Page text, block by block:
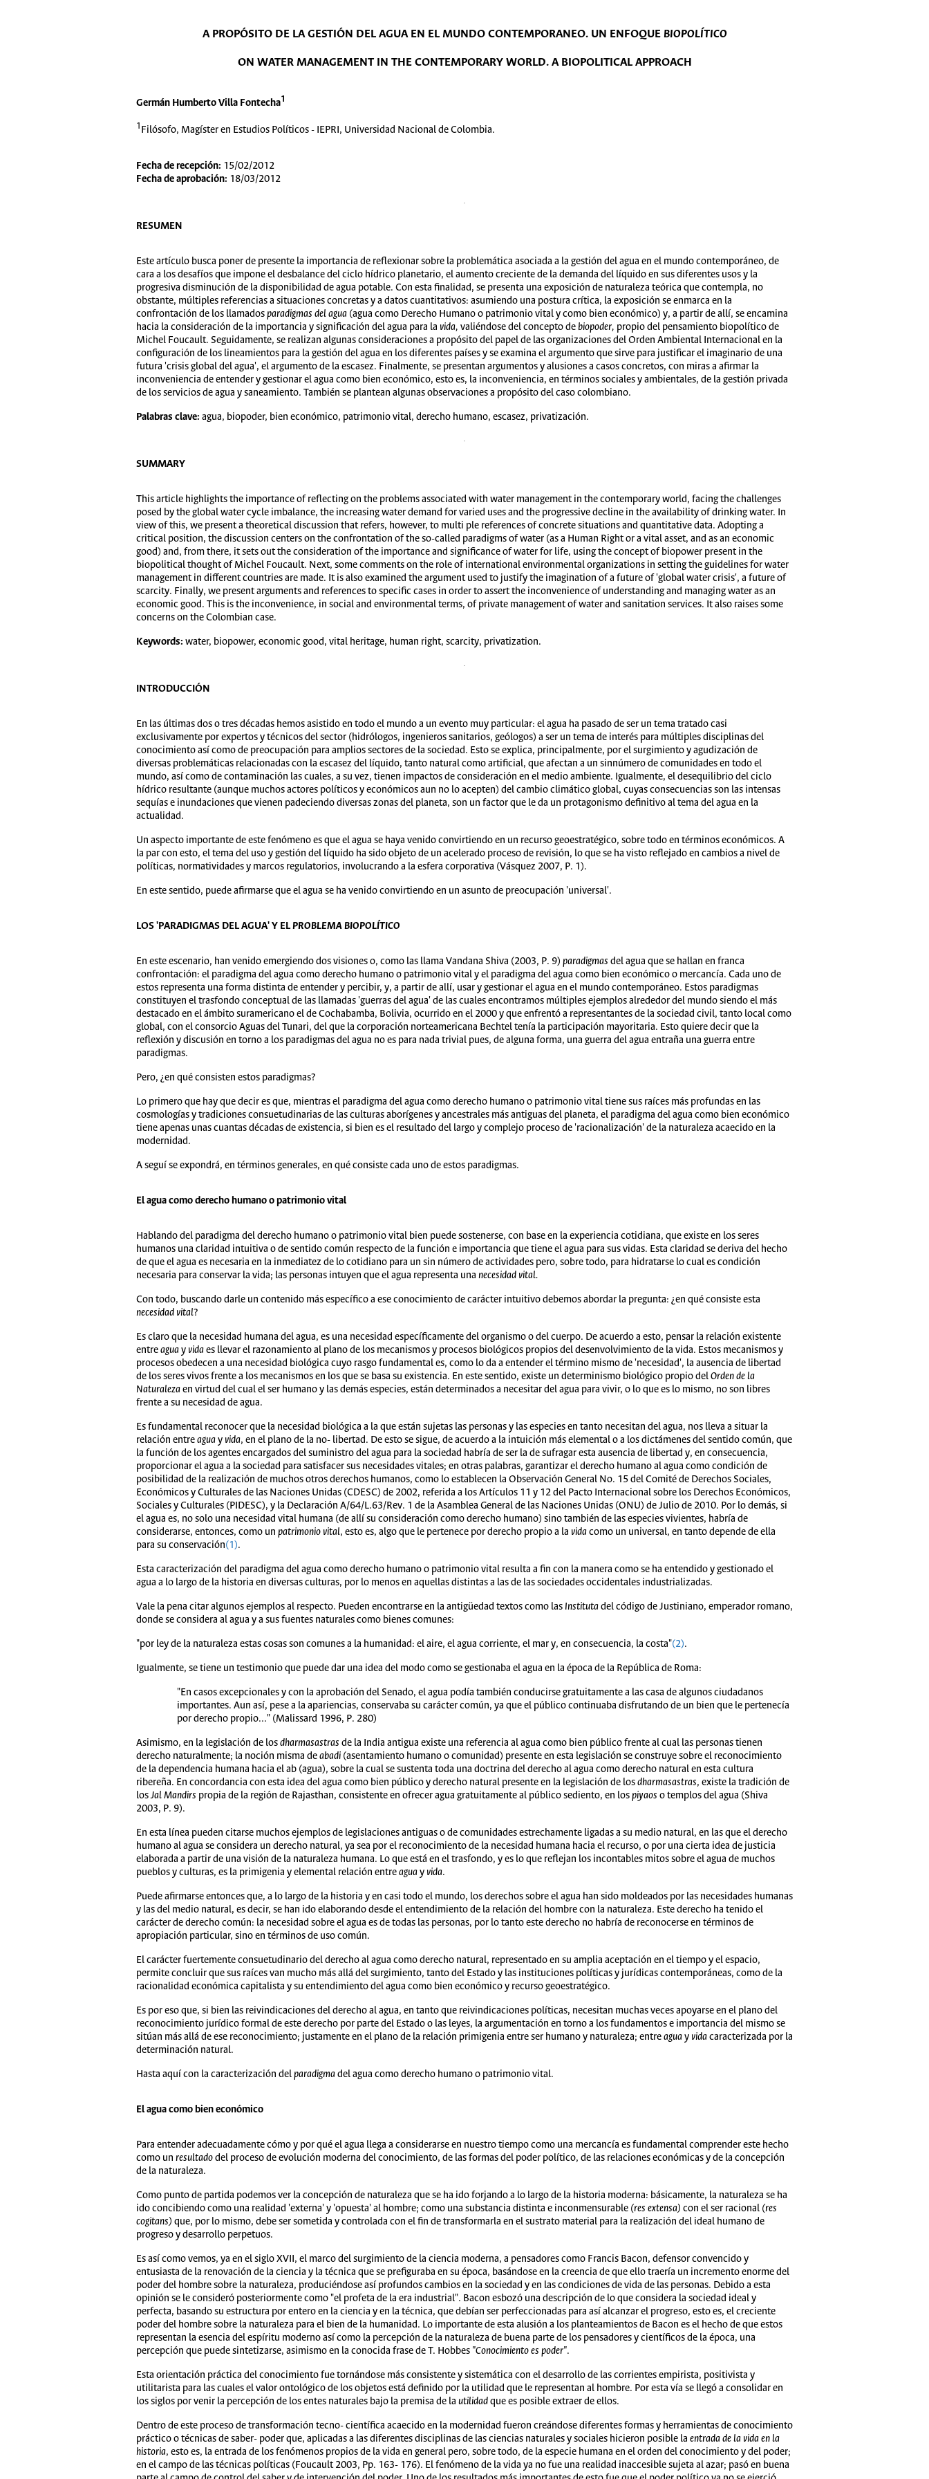
A PROPÓSITO DE LA GESTIÓN DEL AGUA EN EL MUNDO CONTEMPORANEO. UN ENFOQUE BIOPOLÍTICO
ON WATER MANAGEMENT IN THE CONTEMPORARY WORLD. A BIOPOLITICAL APPROACH
Germán Humberto Villa Fontecha1
1 Filósofo, Magíster en Estudios Políticos - IEPRI, Universidad Nacional de Colombia.
Fecha de recepción: 15/02/2012
Fecha de aprobación: 18/03/2012
RESUMEN
Este artículo busca poner de presente la importancia de reflexionar sobre la problemática asociada a la gestión del agua en el mundo contemporáneo, de
cara a los desafíos que impone el desbalance del ciclo hídrico planetario, el aumento creciente de la demanda del líquido en sus diferentes usos y la
progresiva disminución de la disponibilidad de agua potable. Con esta finalidad, se presenta una exposición de naturaleza teórica que contempla, no
obstante, múltiples referencias a situaciones concretas y a datos cuantitativos: asumiendo una postura crítica, la exposición se enmarca en la
confrontación de los llamadosparadigmas del agua (agua como Derecho Humano o patrimonio vital y como bien económico) y, a partir de allí, se encamina
hacia la consideración de la importancia y significación del agua para la vida, valiéndose del concepto debiopoder, propio del pensamiento biopolítico de
Michel Foucault. Seguidamente, se realizan algunas consideraciones a propósito del papel de las organizaciones del Orden Ambiental Internacional en la
configuración de los lineamientos para la gestión del agua en los diferentes países y se examina el argumento que sirve para justificar el imaginario de una
futura 'crisis global del agua', el argumento de la escasez. Finalmente, se presentan argumentos y alusiones a casos concretos, con miras a afirmar la
inconveniencia de entender y gestionar el agua como bien económico, esto es, la inconveniencia, en términos sociales y ambientales, de la gestión privada
de los servicios de agua y saneamiento. También se plantean algunas observaciones a propósito del caso colombiano.
Palabras clave: agua, biopoder, bien económico, patrimonio vital, derecho humano, escasez, privatización.
SUMMARY
This article highlights the importance of reflecting on the problems associated with water management in the contemporary world, facing the challenges
posed by the global water cycle imbalance, the increasing water demand for varied uses and the progressive decline in the availability of drinking water. In
view of this, we present a theoretical discussion that refers, however, to multi ple references of concrete situations and quantitative data. Adopting a
critical position, the discussion centers on the confrontation of the so-called paradigms of water (as a Human Right or a vital asset, and as an economic
good) and, from there, it sets out the consideration of the importance and significance of water for life, using the concept of biopower present in the
biopolitical thought of Michel Foucault. Next, some comments on the role of international environmental organizations in setting the guidelines for water
management in different countries are made. It is also examined the argument used to justify the imagination of a future of 'global water crisis', a future of
scarcity. Finally, we present arguments and references to specific cases in order to assert the inconvenience of understanding and managing water as an
economic good. This is the inconvenience, in social and environmental terms, of private management of water and sanitation services. It also raises some
concerns on the Colombian case.
Keywords: water, biopower, economic good, vital heritage, human right, scarcity, privatization.
INTRODUCCIÓN
En las últimas dos o tres décadas hemos asistido en todo el mundo a un evento muy particular: el agua ha pasado de ser un tema tratado casi
exclusivamente por expertos y técnicos del sector (hidrólogos, ingenieros sanitarios, geólogos) a ser un tema de interés para múltiples disciplinas del
conocimiento así como de preocupación para amplios sectores de la sociedad. Esto se explica, principalmente, por el surgimiento y agudización de
diversas problemáticas relacionadas con la escasez del líquido, tanto natural como artificial, que afectan a un sinnúmero de comunidades en todo el
mundo, así como de contaminación las cuales, a su vez, tienen impactos de consideración en el medio ambiente. Igualmente, el desequilibrio del ciclo
hídrico resultante (aunque muchos actores políticos y económicos aun no lo acepten) del cambio climático global, cuyas consecuencias son las intensas
sequías e inundaciones que vienen padeciendo diversas zonas del planeta, son un factor que le da un protagonismo definitivo al tema del agua en la
actualidad.
Un aspecto importante de este fenómeno es que el agua se haya venido convirtiendo en un recurso geoestratégico, sobre todo en términos económicos. A
la par con esto, el tema del uso y gestión del líquido ha sido objeto de un acelerado proceso de revisión, lo que se ha visto reflejado en cambios a nivel de
políticas, normatividades y marcos regulatorios, involucrando a la esfera corporativa (Vásquez 2007, P. 1).
En este sentido, puede afirmarse que el agua se ha venido convirtiendo en un asunto de preocupación 'universal'.
LOS 'PARADIGMAS DEL AGUA' Y ELPROBLEMA BIOPOLÍTICO
En este escenario, han venido emergiendo dos visiones o, como las llama Vandana Shiva (2003, P. 9) paradigmas del agua que se hallan en franca
confrontación: el paradigma del agua como derecho humano o patrimonio vital y el paradigma del agua como bien económico o mercancía. Cada uno de
estos representa una forma distinta de entender y percibir, y, a partir de allí, usar y gestionar el agua en el mundo contemporáneo. Estos paradigmas
constituyen el trasfondo conceptual de las llamadas 'guerras del agua' de las cuales encontramos múltiples ejemplos alrededor del mundo siendo el más
destacado en el ámbito suramericano el de Cochabamba, Bolivia, ocurrido en el 2000 y que enfrentó a representantes de la sociedad civil, tanto local como
global, con el consorcio Aguas del Tunari, del que la corporación norteamericana Bechtel tenía la participación mayoritaria. Esto quiere decir que la
reflexión y discusión en torno a los paradigmas del agua no es para nada trivial pues, de alguna forma, una guerra del agua entraña una guerra entre
paradigmas.
Pero, ¿en qué consisten estos paradigmas?
Lo primero que hay que decir es que, mientras el paradigma del agua como derecho humano o patrimonio vital tiene sus raíces más profundas en las
cosmologías y tradiciones consuetudinarias de las culturas aborígenes y ancestrales más antiguas del planeta, el paradigma del agua como bien económico
tiene apenas unas cuantas décadas de existencia, si bien es el resultado del largo y complejo proceso de 'racionalización' de la naturaleza acaecido en la
modernidad.
A seguí se expondrá, en términos generales, en qué consiste cada uno de estos paradigmas.
El agua como derecho humano o patrimonio vital
Hablando del paradigma del derecho humano o patrimonio vital bien puede sostenerse, con base en la experiencia cotidiana, que existe en los seres
humanos una claridad intuitiva o de sentido común respecto de la función e importancia que tiene el agua para sus vidas. Esta claridad se deriva del hecho
de que el agua es necesaria en la inmediatez de lo cotidiano para un sin número de actividades pero, sobre todo, para hidratarse lo cual es condición
necesaria para conservar la vida; las personas intuyen que el agua representa una necesidad vital.
Con todo, buscando darle un contenido más específico a ese conocimiento de carácter intuitivo debemos abordar la pregunta: ¿en qué consiste esta
necesidad vital?
Es claro que la necesidad humana del agua, es una necesidad específicamente del organismo o del cuerpo. De acuerdo a esto, pensar la relación existente
entreaguay vidaes llevar el razonamiento al plano de los mecanismos y procesos biológicos propios del desenvolvimiento de la vida. Estos mecanismos y
procesos obedecen a una necesidad biológica cuyo rasgo fundamental es, como lo da a entender el término mismo de 'necesidad', la ausencia de libertad
de los seres vivos frente a los mecanismos en los que se basa su existencia. En este sentido, existe un determinismo biológico propio delOrden de la
Naturalezaen virtud del cual el ser humano y las demás especies, están determinados a necesitar del agua para vivir, o lo que es lo mismo, no son libres
frente a su necesidad de agua.
Es fundamental reconocer que la necesidad biológica a la que están sujetas las personas y las especies en tanto necesitan del agua, nos lleva a situar la
relación entreaguay vida, en el plano de la no- libertad. De esto se sigue, de acuerdo a la intuición más elemental o a los dictámenes del sentido común, que
la función de los agentes encargados del suministro del agua para la sociedad habría de ser la de sufragar esta ausencia de libertad y, en consecuencia,
proporcionar el agua a la sociedad para satisfacer sus necesidades vitales; en otras palabras, garantizar el derecho humano al agua como condición de
posibilidad de la realización de muchos otros derechos humanos, como lo establecen la Observación General No. 15 del Comité de Derechos Sociales,
Económicos y Culturales de las Naciones Unidas (CDESC) de 2002, referida a los Artículos 11 y 12 del Pacto Internacional sobre los Derechos Económicos,
Sociales y Culturales (PIDESC), y la Declaración A/64/L.63/Rev. 1 de la Asamblea General de las Naciones Unidas (ONU) de Julio de 2010. Por lo demás, si
el agua es, no solo una necesidad vital humana (de allí su consideración como derecho humano) sino también de las especies vivientes, habría de
considerarse, entonces, como un patrimonio vital, esto es, algo que le pertenece por derecho propio a la vidacomo un universal, en tanto depende de ella
para su conservación(1).
Esta caracterización del paradigma del agua como derecho humano o patrimonio vital resulta a fin con la manera como se ha entendido y gestionado el
agua a lo largo de la historia en diversas culturas, por lo menos en aquellas distintas a las de las sociedades occidentales industrializadas.
Vale la pena citar algunos ejemplos al respecto. Pueden encontrarse en la antigüedad textos como las Institutadel código de Justiniano, emperador romano,
donde se considera al agua y a sus fuentes naturales como bienes comunes:
"por ley de la naturaleza estas cosas son comunes a la humanidad: el aire, el agua corriente, el mar y, en consecuencia, la costa"(2).
Igualmente, se tiene un testimonio que puede dar una idea del modo como se gestionaba el agua en la época de la República de Roma:
"En casos excepcionales y con la aprobación del Senado, el agua podía también conducirse gratuitamente a las casa de algunos ciudadanos
importantes. Aun así, pese a la apariencias, conservaba su carácter común, ya que el público continuaba disfrutando de un bien que le pertenecía
por derecho propio…" (Malissard 1996, P. 280)
Asimismo, en la legislación de losdharmasastras de la India antigua existe una referencia al agua como bien público frente al cual las personas tienen
derecho naturalmente; la noción misma deabadi (asentamiento humano o comunidad) presente en esta legislación se construye sobre el reconocimiento
de la dependencia humana hacia el ab (agua), sobre la cual se sustenta toda una doctrina del derecho al agua como derecho natural en esta cultura
ribereña. En concordancia con esta idea del agua como bien público y derecho natural presente en la legislación de losdharmasastras, existe la tradición de
losJalMandirs propia de la región de Rajasthan, consistente en ofrecer agua gratuitamente al público sediento, en lospiyaos o templos del agua (Shiva
2003, P. 9).
En esta línea pueden citarse muchos ejemplos de legislaciones antiguas o de comunidades estrechamente ligadas a su medio natural, en las que el derecho
humano al agua se considera un derecho natural, ya sea por el reconocimiento de la necesidad humana hacia el recurso, o por una cierta idea de justicia
elaborada a partir de una visión de la naturaleza humana. Lo que está en el trasfondo, y es lo que reflejan los incontables mitos sobre el agua de muchos
pueblos y culturas, es la primigenia y elemental relación entreaguay vida.
Puede afirmarse entonces que, a lo largo de la historia y en casi todo el mundo, los derechos sobre el agua han sido moldeados por las necesidades humanas
y las del medio natural, es decir, se han ido elaborando desde el entendimiento de la relación del hombre con la naturaleza. Este derecho ha tenido el
carácter de derecho común: la necesidad sobre el agua es de todas las personas, por lo tanto este derecho no habría de reconocerse en términos de
apropiación particular, sino en términos de uso común.
El carácter fuertemente consuetudinario del derecho al agua como derecho natural, representado en su amplia aceptación en el tiempo y el espacio,
permite concluir que sus raíces van mucho más allá del surgimiento, tanto del Estado y las instituciones políticas y jurídicas contemporáneas, como de la
racionalidad económica capitalista y su entendimiento del agua como bien económico y recurso geoestratégico.
Es por eso que, si bien las reivindicaciones del derecho al agua, en tanto que reivindicaciones políticas, necesitan muchas veces apoyarse en el plano del
reconocimiento jurídico formal de este derecho por parte del Estado o las leyes, la argumentación en torno a los fundamentos e importancia del mismo se
sitúan más allá de ese reconocimiento; justamente en el plano de la relación primigenia entre ser humano y naturaleza; entreaguay vidacaracterizada por la
determinación natural.
Hasta aquí con la caracterización delparadigmadel agua como derecho humano o patrimonio vital.
El agua como bien económico
Para entender adecuadamente cómo y por qué el agua llega a considerarse en nuestro tiempo como una mercancía es fundamental comprender este hecho
como un resultadodel proceso de evolución moderna del conocimiento, de las formas del poder político, de las relaciones económicas y de la concepción
de la naturaleza.
Como punto de partida podemos ver la concepción de naturaleza que se ha ido forjando a lo largo de la historia moderna: básicamente, la naturaleza se ha
ido concibiendo como una realidad 'externa' y 'opuesta' al hombre; como una substancia distinta e inconmensurable (res extensa) con el ser racional (res
cogitans) que, por lo mismo, debe ser sometida y controlada con el fin de transformarla en el sustrato material para la realización del ideal humano de
progreso y desarrollo perpetuos.
Es así como vemos, ya en el siglo XVII, el marco del surgimiento de la ciencia moderna, a pensadores como Francis Bacon, defensor convencido y
entusiasta de la renovación de la ciencia y la técnica que se prefiguraba en su época, basándose en la creencia de que ello traería un incremento enorme del
poder del hombre sobre la naturaleza, produciéndose así profundos cambios en la sociedad y en las condiciones de vida de las personas. Debido a esta
opinión se le consideró posteriormente como "el profeta de la era industrial". Bacon esbozó una descripción de lo que considera la sociedad ideal y
perfecta, basando su estructura por entero en la ciencia y en la técnica, que debían ser perfeccionadas para así alcanzar el progreso, esto es, el creciente
poder del hombre sobre la naturaleza para el bien de la humanidad. Lo importante de esta alusión a los planteamientos de Bacon es el hecho de que estos
representan la esencia del espíritu moderno así como la percepción de la naturaleza de buena parte de los pensadores y científicos de la época, una
percepción que puede sintetizarse, asimismo en la conocida frase de T. Hobbes "Conocimiento es poder".
Esta orientación práctica del conocimiento fue tornándose más consistente y sistemática con el desarrollo de las corrientes empirista, positivista y
utilitarista para las cuales el valor ontológico de los objetos está definido por la utilidad que le representan al hombre. Por esta vía se llegó a consolidar en
los siglos por venir la percepción de los entes naturales bajo la premisa de la utilidadque es posible extraer de ellos.
Dentro de este proceso de transformación tecno- científica acaecido en la modernidad fueron creándose diferentes formas y herramientas de conocimiento
práctico o técnicas de saber- poder que, aplicadas a las diferentes disciplinas de las ciencias naturales y sociales hicieron posible la entrada de la vida en la
historia, esto es, la entrada de los fenómenos propios de la vida en general pero, sobre todo, de la especie humana en el orden del conocimiento y del poder;
en el campo de las técnicas políticas (Foucault 2003, Pp. 163- 176). El fenómeno de la vida ya no fue una realidad inaccesible sujeta al azar; pasó en buena